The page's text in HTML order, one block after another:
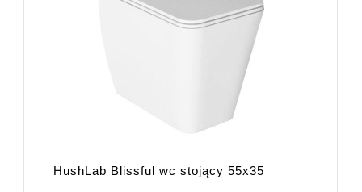
HushLab Blissful wc stojący 55x35